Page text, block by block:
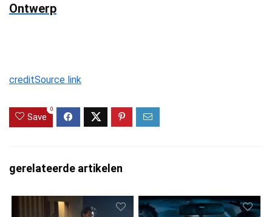
Ontwerp
creditSource link
Save
0
gerelateerde artikelen